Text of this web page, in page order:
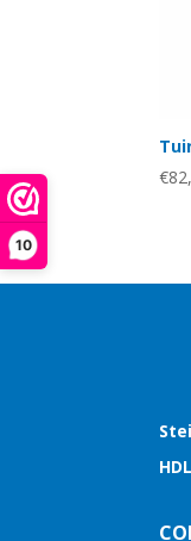
10
€